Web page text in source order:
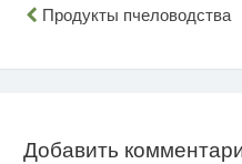
Навигация
Продукты пчеловодства
Добавить